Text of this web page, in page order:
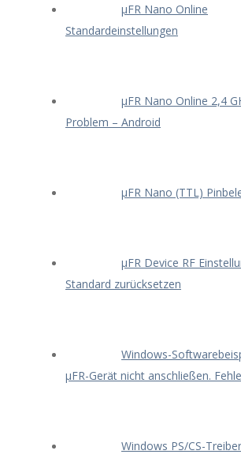
μFR Nano Online
Standardeinstellungen
μFR Nano Online 2,4
Problem – Android
μFR Nano (TTL)
μFR Device RF
Standard zurücksetzen
Windows-
μFR-Gerät nicht anschließen.
Windows PS/CS-